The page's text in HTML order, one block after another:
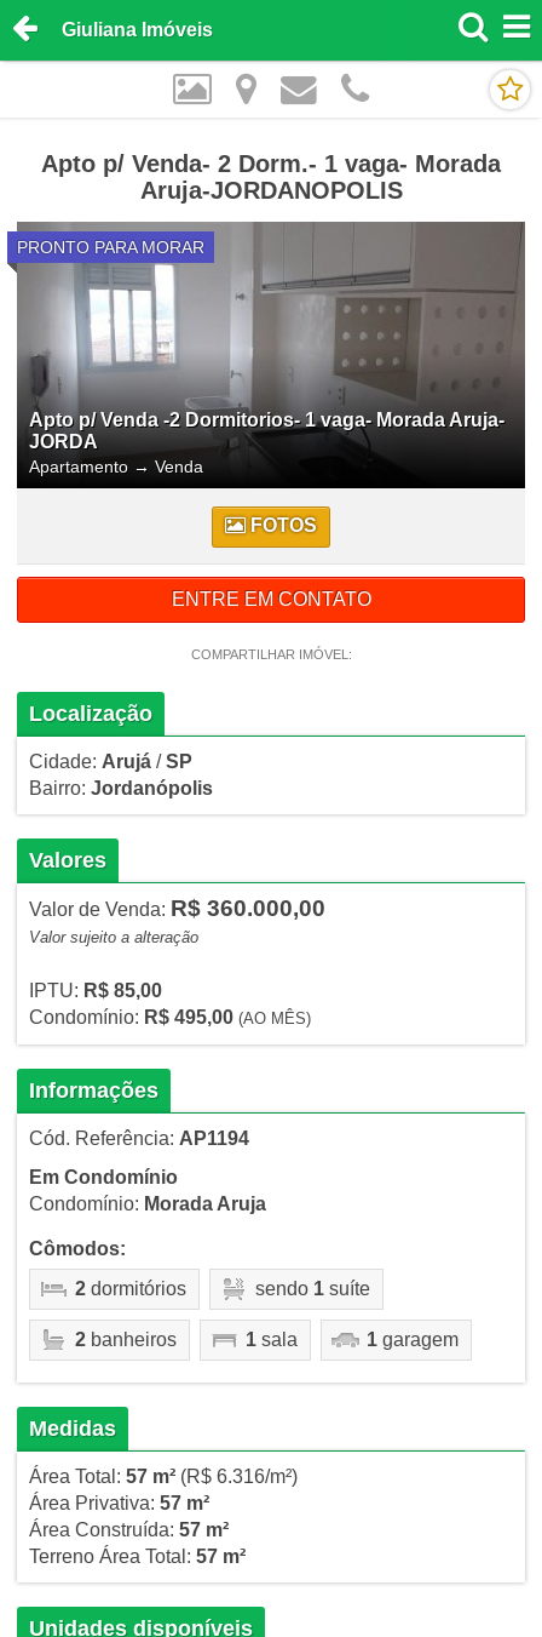
Giuliana Imóveis
Apto p/ Venda- 2 Dorm.- 1 vaga- Morada
Aruja-JORDANOPOLIS
PRONTO PARA MORAR
Apto p/ Venda -2 Dormitorios- 1 vaga- Morada Aruja-
JORDA
Apartamento → Venda
FOTOS
ENTRE EM CONTATO
COMPARTILHAR IMÓVEL:
Localização
Cidade: Arujá/SP
Bairro: Jordanópolis
Valores
Valor de Venda: R$ 360.000,00
Valor sujeito a alteração
IPTU: R$ 85,00
Condomínio: R$ 495,00 (AO MÊS)
Informações
Cód. Referência: AP1194
Em Condomínio
Condomínio: Morada Aruja
Cômodos:
2dormitórios sendo 1suíte
2banheiros 1sala 1garagem
Medidas
Área Total: 57 m²(R$ 6.316/m²)
Área Privativa: 57 m²
Área Construída: 57 m²
Terreno Área Total: 57 m²
Unidades disponíveis